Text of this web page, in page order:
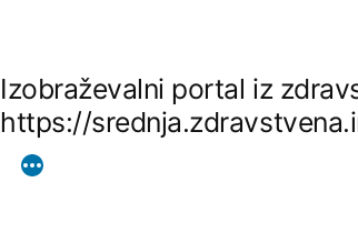
Izobraževalni portal iz
https://